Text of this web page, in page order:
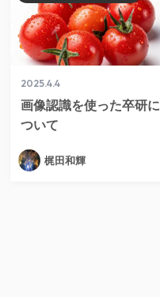
2025.4.4
画像認識を使った卒研に
ついて
梶田和輝